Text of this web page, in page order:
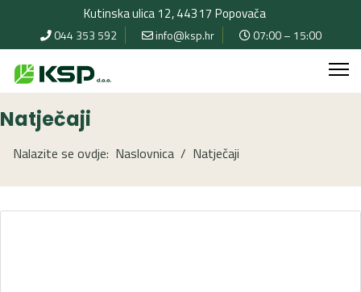
Kutinska ulica 12, 44317 Popovača
044 353 592 info@ksp.hr 07:00 – 15:00
Natječaji
Nalazite se ovdje: Naslovnica Natječaji